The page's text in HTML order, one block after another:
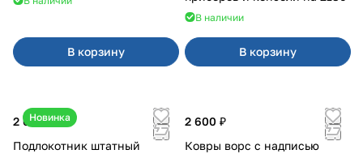
В корзину
В наличии
В корзину
Новинка
2 600 ₽
Подлокотник штатный
2 600 ₽
Ковры ворс с надписью